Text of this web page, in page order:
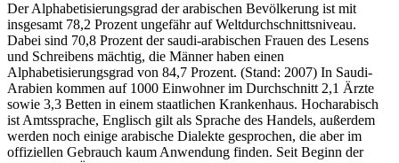
Der Alphabetisierungsgrad der arabischen Bevölkerung ist mit
insgesamt 78,2 Prozent ungefähr auf Weltdurchschnittsniveau.
Dabei sind 70,8 Prozent der saudi-arabischen Frauen des Lesens
und Schreibens mächtig, die Männer haben einen
Alphabetisierungsgrad von 84,7 Prozent. (Stand: 2007) In Saudi-
Arabien kommen auf 1000 Einwohner im Durchschnitt 2,1 Ärzte
sowie 3,3 Betten in einem staatlichen Krankenhaus. Hocharabisch
ist Amtssprache, Englisch gilt als Sprache des Handels, außerdem
werden noch einige arabische Dialekte gesprochen, die aber im
offiziellen Gebrauch kaum Anwendung finden. Seit Beginn der